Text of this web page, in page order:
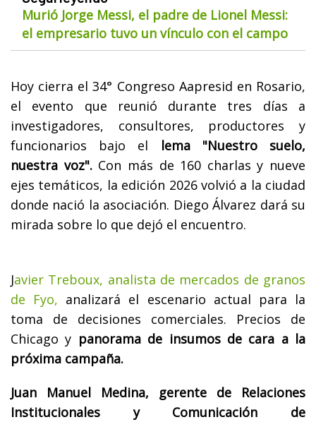
Murió Jorge Messi, el padre de Lionel Messi:
el empresario tuvo un vínculo con el campo
Hoy cierra el 34° Congreso Aapresid en Rosario,
el evento que reunió durante tres días a
investigadores, consultores, productores y
funcionarios bajo el lema "Nuestro suelo,
nuestra voz".Con más de 160 charlas y nueve
ejes temáticos, la edición 2026 volvió a la ciudad
donde nació la asociación. Diego Álvarez dará su
mirada sobre lo que dejó el encuentro.
Javier Treboux, analista de mercados de granos
de Fyo, analizará el escenario actual para la
toma de decisiones comerciales. Precios de
Chicago y panorama de insumos de cara a la
próxima campaña.
Juan Manuel Medina, gerente de Relaciones
Institucionales y Comunicación de